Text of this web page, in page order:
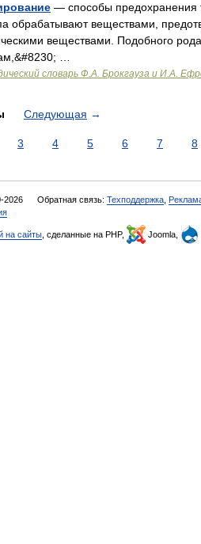
— способы предохранения
обрабатывают веществами,
веществами. Подобного
…
словарь Ф.А. Брокгауза и И.А.
Следующая →
3 4 5 6 7 8
2026 Обратная связь: Техподдержка
на сайты , сделанные на PHP, Joomla,